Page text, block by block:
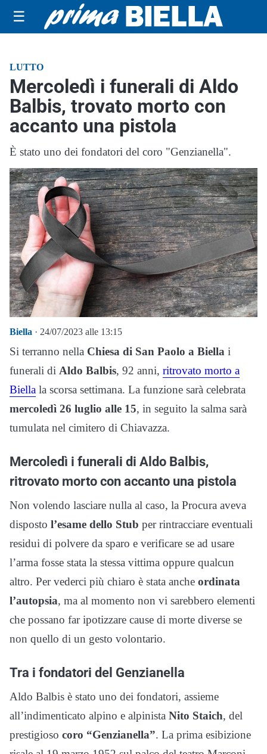
☰
LUTTO
Mercoledì i funerali di Aldo
Balbis, trovato morto con
accanto una pistola
È stato uno dei fondatori del coro "Genzianella".
Biella · 24/07/2023 alle 13:15
Si terranno nella Chiesa di San Paolo a Biella i
funerali di Aldo Balbis, 92 anni, ritrovato morto a
Biella la scorsa settimana. La funzione sarà celebrata
mercoledì 26 luglio alle 15, in seguito la salma sarà
tumulata nel cimitero di Chiavazza.
Mercoledì i funerali di Aldo Balbis,
ritrovato morto con accanto una pistola
Non volendo lasciare nulla al caso, la Procura aveva
disposto l’esame dello Stub per rintracciare eventuali
residui di polvere da sparo e verificare se ad usare
l’arma fosse stata la stessa vittima oppure qualcun
altro. Per vederci più chiaro è stata anche ordinata
l’autopsia, ma al momento non vi sarebbero elementi
che possano far ipotizzare cause di morte diverse se
non quello di un gesto volontario.
Tra i fondatori del Genzianella
Aldo Balbis è stato uno dei fondatori, assieme
all’indimenticato alpino e alpinista Nito Staich, del
prestigioso coro “Genzianella”. La prima esibizione